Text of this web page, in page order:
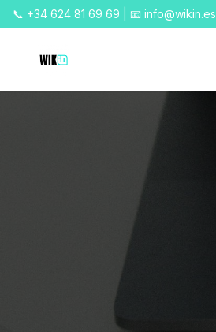
📞 +34 624 81 69 69 | 📧 info@wikin.es